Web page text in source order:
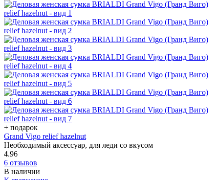
+ подарок
Grand Vigo relief hazelnut
Необходимый аксессуар, для леди со вкусом
4.96
6 отзывов
В наличии